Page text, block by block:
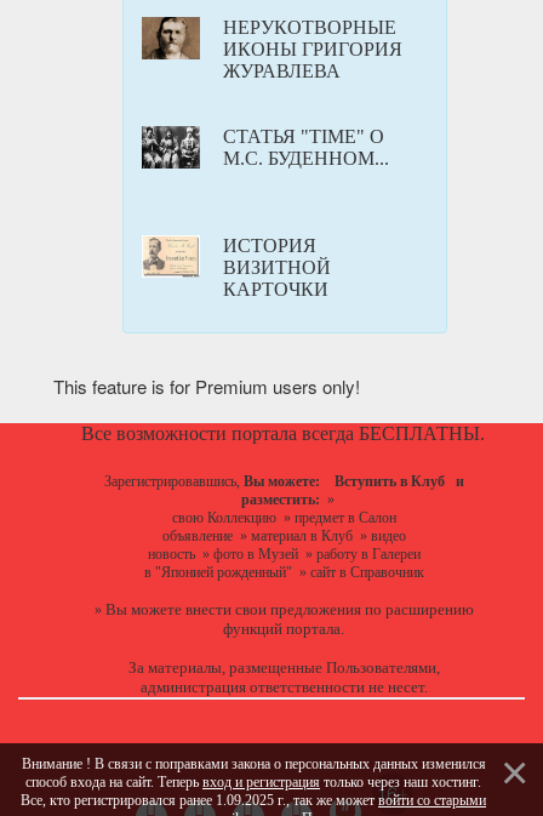
НЕРУКОТВОРНЫЕ
ИКОНЫ ГРИГОРИЯ
ЖУРАВЛЕВА
СТАТЬЯ "TIME" О
М.С. БУДЕННОМ...
ИСТОРИЯ
ВИЗИТНОЙ
КАРТОЧКИ
This feature is for Premium users only!
Все возможности портала всегда БЕСПЛАТНЫ.
Зарегистрировавшись, Вы можете: Вступить в Клуб
и
разместить: »
свою Коллекцию» предмет в Салон
объявление» материал в Клуб» видео
новость» фото в Музей» работу в Галереи
в "Японией рожденный" » сайт в Справочник
» Вы можете внести свои предложенияпо расширению
функций портала.
За материалы, размещенные Пользователями,
администрация ответственности не несет.
Внимание ! В связи с поправками закона о персональных данных изменился
способ входа на сайт. Теперь вход и регистрация только через наш хостинг.
Все, кто регистрировался ранее 1.09.2025 г., так же может войти со старыми